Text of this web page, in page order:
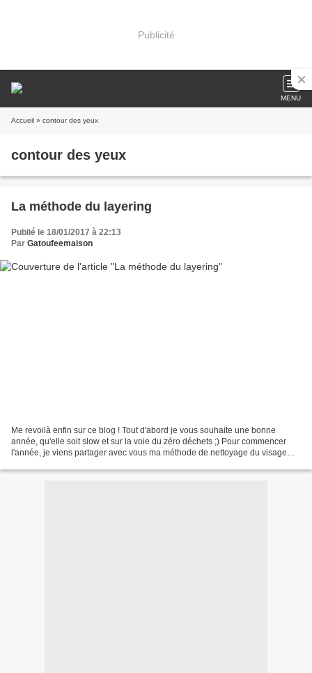
Publicité
MENU
Accueil » contour des yeux
contour des yeux
La méthode du layering
Publié le 18/01/2017 à 22:13
Par Gatoufeemaison
Me revoilà enfin sur ce blog ! Tout d'abord je vous souhaite une bonne
année, qu'elle soit slow et sur la voie du zéro déchets ;) Pour commencer
l'année, je viens partager avec vous ma méthode de nettoyage du visage